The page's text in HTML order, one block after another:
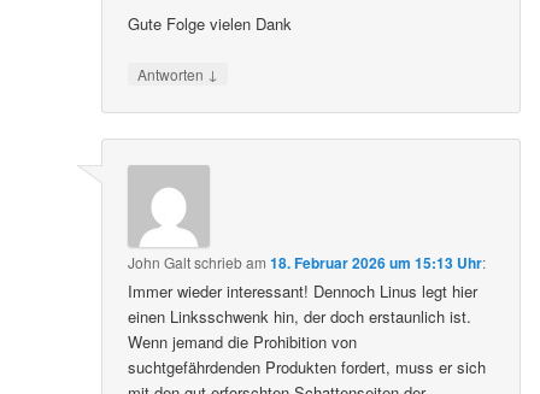
Gute Folge vielen Dank
Antworten ↓
John Galtschriebam18. Februar 2026 um 15:13 Uhr:
Immer wieder interessant! Dennoch Linus legt hier
einen Linksschwenk hin, der doch erstaunlich ist.
Wenn jemand die Prohibition von
suchtgefährdenden Produkten fordert, muss er sich